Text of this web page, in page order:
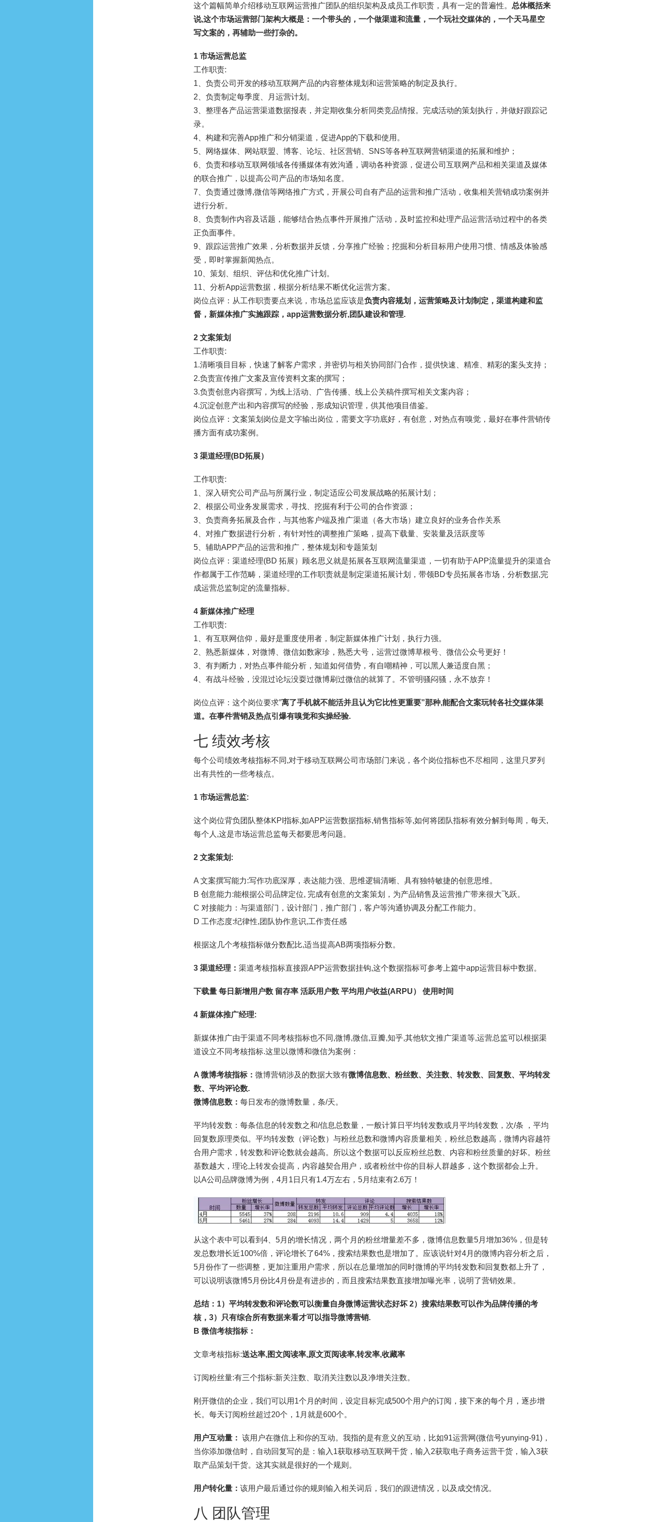
这个篇幅简单介绍移动互联网运营推广团队的组织架构及成员工作职责，具有一定的普遍性。 总体概括来
说,这个市场运营部门架构大概是：一个带头的 ，一个做渠道和流量，一个玩社交媒体的 ，一个天马星空
写文案的 ，再辅助一些打杂的。
1 市场运营总监
工作职责:
1、负责公司开发的移动互联网产品的内容整体规划和运营策略的制定及执行。
2、负责制定每季度、月运营计划。
3、整理各产品运营渠道数据报表，并定期收集分析同类竞品情报。完成活动的策划执行，并做好跟踪记
录。
4、构建和完善App推广和分销渠道，促进App的下载和使用。
5、网络媒体、网站联盟、博客、论坛、社区营销、SNS等各种互联网营销渠道的拓展和维护；
6、负责和移动互联网领域各传播媒体有效沟通，调动各种资源，促进公司互联网产品和相关渠道及媒体
的联合推广，以提高公司产品的市场知名度。
7、负责通过微博,微信等网络推广方式，开展公司自有产品的运营和推广活动，收集相关营销成功案例并
进行分析。
8、负责制作内容及话题，能够结合热点事件开展推广活动，及时监控和处理产品运营活动过程中的各类
正负面事件。
9、跟踪运营推广效果，分析数据并反馈，分享推广经验；挖掘和分析目标用户使用习惯、情感及体验感
受，即时掌握新闻热点。
10、策划、组织、评估和优化推广计划。
11、分析App运营数据，根据分析结果不断优化运营方案。
岗位点评：从工作职责要点来说，市场总监应该是负责内容规划，运营策略及计划制定，渠道构建和监
督，新媒体推广实施跟踪，app运营数据分析,团队建设和管理.
2 文案策划
工作职责:
1.清晰项目目标，快速了解客户需求，并密切与相关协同部门合作，提供快速、精准、精彩的案头支持；
2.负责宣传推广文案及宣传资料文案的撰写；
3.负责创意内容撰写，为线上活动、广告传播、线上公关稿件撰写相关文案内容；
4.沉淀创意产出和内容撰写的经验，形成知识管理，供其他项目借鉴。
岗位点评：文案策划岗位是文字输出岗位，需要文字功底好，有创意，对热点有嗅觉，最好在事件营销传
播方面有成功案例。
3 渠道经理(BD拓展）
工作职责:
1、深入研究公司产品与所属行业，制定适应公司发展战略的拓展计划；
2、根据公司业务发展需求，寻找、挖掘有利于公司的合作资源；
3、负责商务拓展及合作，与其他客户端及推广渠道（各大市场）建立良好的业务合作关系
4、对推广数据进行分析，有针对性的调整推广策略，提高下载量、安装量及活跃度等
5、辅助APP产品的运营和推广，整体规划和专题策划
岗位点评：渠道经理(BD 拓展）顾名思义就是拓展各互联网流量渠道，一切有助于APP流量提升的渠道合
作都属于工作范畴，渠道经理的工作职责就是制定渠道拓展计划，带领BD专员拓展各市场，分析数据,完
成运营总监制定的流量指标。
4 新媒体推广经理
工作职责:
1、有互联网信仰，最好是重度使用者，制定新媒体推广计划，执行力强。
2、熟悉新媒体，对微博、微信如数家珍，熟悉大号，运营过微博草根号、微信公众号更好！
3、有判断力，对热点事件能分析，知道如何借势，有自嘲精神，可以黑人兼适度自黑；
4、有战斗经验，没混过论坛没耍过微博刷过微信的就算了。不管明骚闷骚，永不放弃！
岗位点评：这个岗位要求”离了手机就不能活并且认为它比性更重要”那种,能配合文案玩转各社交媒体渠
道。在事件营销及热点引爆有嗅觉和实操经验.
七 绩效考核
每个公司绩效考核指标不同,对于移动互联网公司市场部门来说，各个岗位指标也不尽相同，这里只罗列
出有共性的一些考核点。
1 市场运营总监:
这个岗位背负团队整体KPI指标,如APP运营数据指标,销售指标等,如何将团队指标有效分解到每周，每天,
每个人,这是市场运营总监每天都要思考问题。
2 文案策划:
A 文案撰写能力:写作功底深厚，表达能力强、思维逻辑清晰、具有独特敏捷的创意思维。
B 创意能力:能根据公司品牌定位, 完成有创意的文案策划，为产品销售及运营推广带来很大飞跃。
C 对接能力：与渠道部门，设计部门，推广部门，客户等沟通协调及分配工作能力。
D 工作态度:纪律性,团队协作意识,工作责任感
根据这几个考核指标做分数配比,适当提高AB两项指标分数。
3 渠道经理： 渠道考核指标直接跟APP运营数据挂钩,这个数据指标可参考上篇中app运营目标中数据。
下载量 每日新增用户数 留存率 活跃用户数 平均用户收益(ARPU） 使用时间
4 新媒体推广经理:
新媒体推广由于渠道不同考核指标也不同,微博,微信,豆瓣,知乎,其他软文推广渠道等,运营总监可以根据渠
道设立不同考核指标.这里以微博和微信为案例：
A 微博考核指标： 微博营销涉及的数据大致有微博信息数、粉丝数、关注数、转发数、回复数、平均转发
数、平均评论数.
微博信息数 ： 每日发布的微博数量，条/天。
平均转发数：每条信息的转发数之和/信息总数量，一般计算日平均转发数或月平均转发数，次/条 ，平均
回复数原理类似。平均转发数（评论数）与粉丝总数和微博内容质量相关，粉丝总数越高，微博内容越符
合用户需求，转发数和评论数就会越高。所以这个数据可以反应粉丝总数、内容和粉丝质量的好坏。粉丝
基数越大，理论上转发会提高，内容越契合用户，或者粉丝中你的目标人群越多，这个数据都会上升。
以A公司品牌微博为例，4月1日只有1.4万左右，5月结束有2.6万！
从这个表中可以看到4、5月的增长情况，两个月的粉丝增量差不多，微博信息数量5月增加36%，但是转
发总数增长近100%倍，评论增长了64%，搜索结果数也是增加了。应该说针对4月的微博内容分析之后，
5月份作了一些调整，更加注重用户需求，所以在总量增加的同时微博的平均转发数和回复数都上升了，
可以说明该微博5月份比4月份是有进步的，而且搜索结果数直接增加曝光率，说明了营销效果。
总结：1）平均转发数和评论数可以衡量自身微博运营状态好坏 2）搜索结果数可以作为品牌传播的考
核，3）只有综合所有数据来看才可以指导微博营销.
B 微信考核指标：
文章考核指标:送达率,图文阅读率,原文页阅读率,转发率,收藏率
订阅粉丝量:有三个指标:新关注数、取消关注数以及净增关注数。
刚开微信的企业，我们可以用1个月的时间，设定目标完成500个用户的订阅，接下来的每个月，逐步增
长。每天订阅粉丝超过20个，1月就是600个。
用户互动量： 该用户在微信上和你的互动。我指的是有意义的互动，比如91运营网(微信号yunying-91)，
当你添加微信时，自动回复写的是：输入1获取移动互联网干货，输入2获取电子商务运营干货，输入3获
取产品策划干货。这其实就是很好的一个规则。
用户转化量： 该用户最后通过你的规则输入相关词后，我们的跟进情况，以及成交情况。
八 团队管理